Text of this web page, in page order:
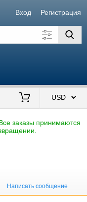
Вход Регистрация
заказы принимаются
Написать сообщение